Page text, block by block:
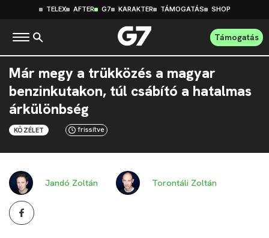
TELEX AFTER G7 KARAKTER TÁMOGATÁS SHOP
Támogatás
Már megy a trükközés a magyar
benzinkutakon, túl csábító a hatalmas
árkülönbség
KÖZÉLET frissítve
Jandó Zoltán Torontáli Zoltán